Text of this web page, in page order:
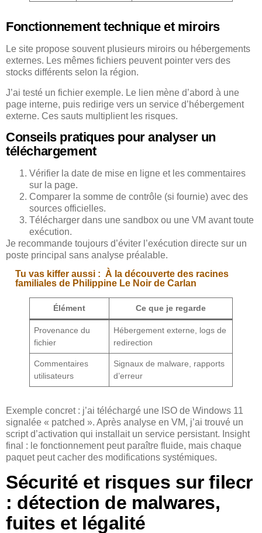
Fonctionnement technique et miroirs
Le site propose souvent plusieurs miroirs ou hébergements
externes. Les mêmes fichiers peuvent pointer vers des
stocks différents selon la région.
J’ai testé un fichier exemple. Le lien mène d’abord à une
page interne, puis redirige vers un service d’hébergement
externe. Ces sauts multiplient les risques.
Conseils pratiques pour analyser un
téléchargement
Vérifier la date de mise en ligne et les commentaires
sur la page.
Comparer la somme de contrôle (si fournie) avec des
sources officielles.
Télécharger dans une sandbox ou une VM avant toute
exécution.
Je recommande toujours d’éviter l’exécution directe sur un
poste principal sans analyse préalable.
Tu vas kiffer aussi : À la découverte des racines
familiales de Philippine Le Noir de Carlan
Élément Ce que je regarde
Provenance du
fichier
Hébergement externe, logs de
redirection
Commentaires
utilisateurs
Signaux de malware, rapports
d’erreur
Exemple concret : j’ai téléchargé une ISO de Windows 11
signalée « patched ». Après analyse en VM, j’ai trouvé un
script d’activation qui installait un service persistant. Insight
final : le fonctionnement peut paraître fluide, mais chaque
paquet peut cacher des modifications systémiques.
Sécurité et risques sur filecr
: détection de malwares,
fuites et légalité